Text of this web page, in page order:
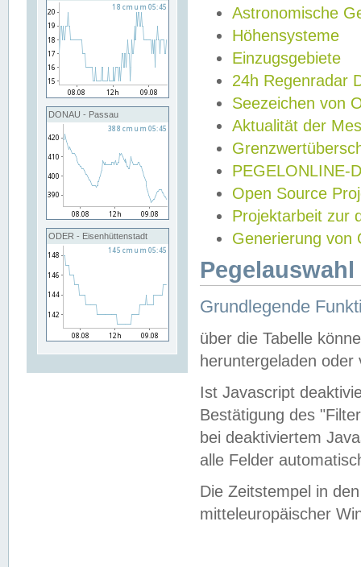
DONAU - Passau
ODER - Eisenhüttenstadt
Astronomische
Höhensysteme
Einzugsgebiete
24h Regenradar
Seezeichen von
Aktualität der
PEGELONLINE-
Open Source
Projektarbeit zur
Generierung von
Grundlegende
über die Tabelle
heruntergeladen oder
Ist Javascript
Bestätigung des
bei deaktiviertem
alle Felder
Die Zeitstempel in
mitteleuropäischer